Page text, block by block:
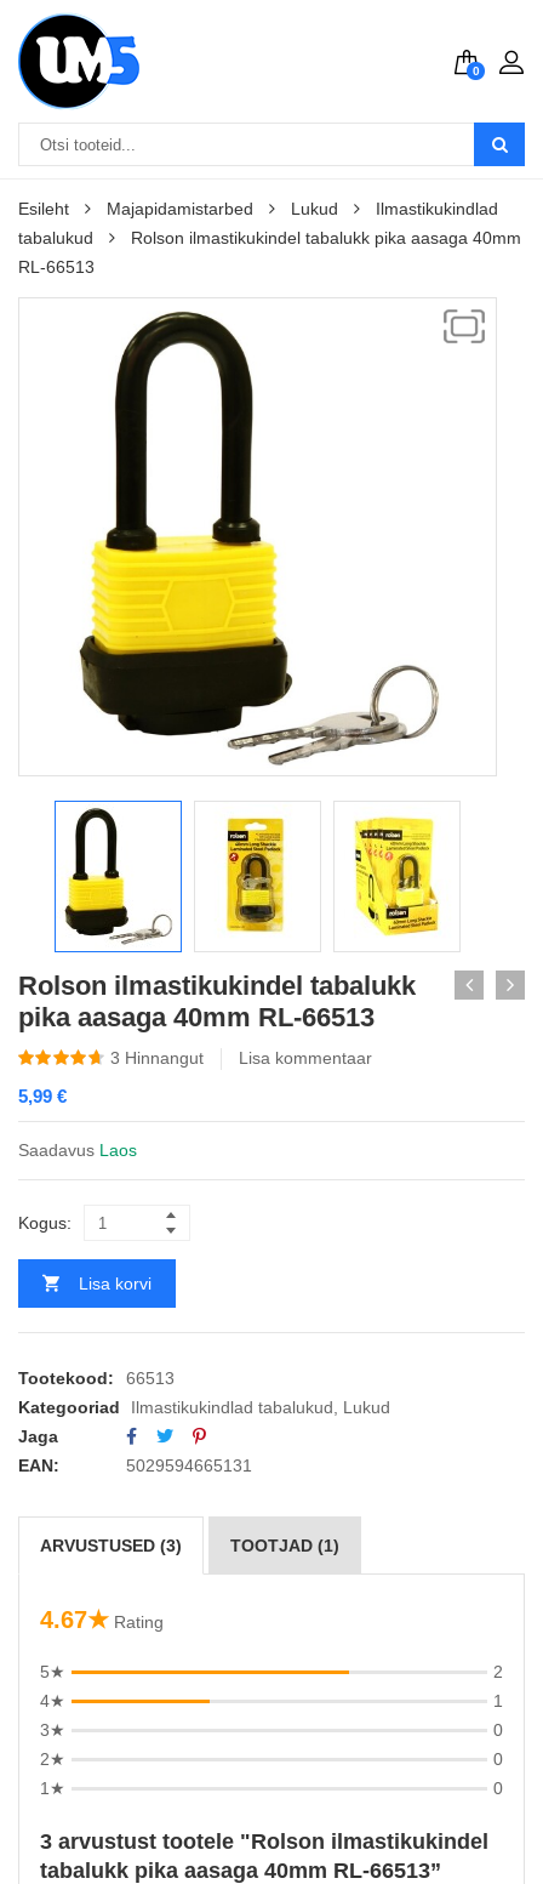
0
Esileht Majapidamistarbed Lukud
Ilmastikukindlad
tabalukud
Rolson ilmastikukindel tabalukk pika aasaga 40mm
RL-66513
Rolson ilmastikukindel tabalukk
pika aasaga 40mm RL-66513
3 Hinnangut Lisa kommentaar
5,99 €
Saadavus Laos
Kogus:
Lisa korvi
Tootekood:
66513
Kategooriad
Ilmastikukindlad tabalukud
Lukud
Jaga
EAN:
5029594665131
ARVUSTUSED (3) TOOTJAD (1)
4.67★ Rating
5★
2
4★
1
3★
0
2★
0
1★
0
3 arvustust tootele
Rolson ilmastikukindel
tabalukk pika aasaga 40mm RL-66513